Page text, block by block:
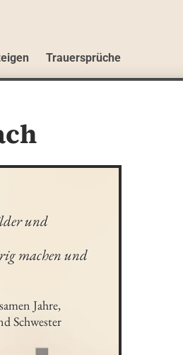
Trauersprüche
und
machen und
Jahre,
Schwester